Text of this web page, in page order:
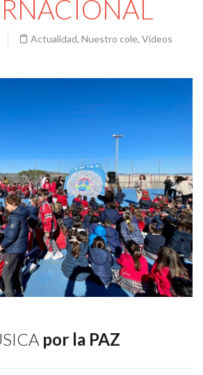
Actualidad, Nuestro cole, Vídeos
por la PAZ